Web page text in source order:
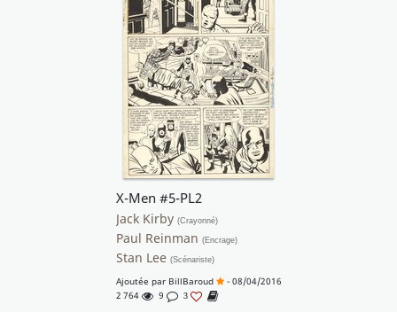
X-Men #5-PL2
Jack Kirby (Crayonné)
Paul Reinman (Encrage)
Stan Lee (Scénariste)
Ajoutée par BillBaroud
- 08/04/2016
2 764
9 3